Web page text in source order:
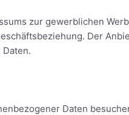
zur gewerblichen
Der
Daten